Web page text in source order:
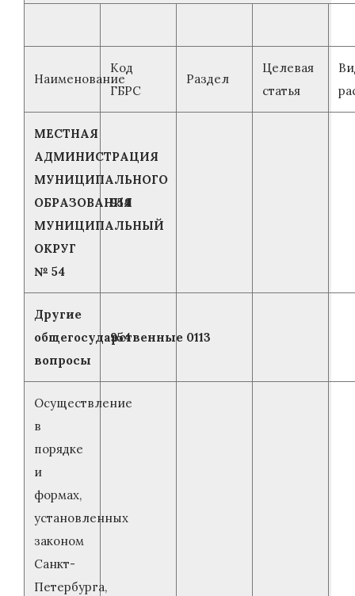
Наименование
Код
ГБРС
Раздел
Целевая
статья
МЕСТНАЯ
АДМИНИСТРАЦИЯ
МУНИЦИПАЛЬНОГО
ОБРАЗОВАНИЯ
МУНИЦИПАЛЬНЫЙ
ОКРУГ
№ 54
954
Другие
общегосударственные
вопросы
954 0113
Осуществление
в
порядке
и
формах,
установленных
законом
Санкт-
Петербурга,